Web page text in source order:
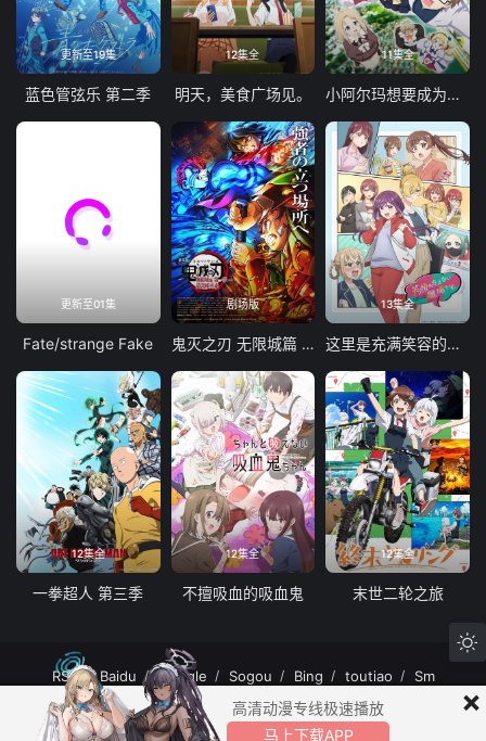
更新至19集
蓝色管弦乐 第二季
12集全
明天，美食广场见。
11集全
小阿尔玛想要成为家人
更新至01集
Fate/strange Fake
剧场版
鬼灭之刃 无限城篇 第一章 猗窝座再袭
13集全
这里是充满笑容的职场。
12集全
一拳超人 第三季
12集全
不擅吸血的吸血鬼
12集全
末世二轮之旅
RSS Baidu Google Sogou Bing toutiao Sm
MuteFun动漫网站-无声乐趣-(゜-゜)つロ 干杯~MuteFun动漫网站所有内容均来
自互联网分享站点所提供的公开引用资源，未提供资源上传、存储服务。
×
高清动漫专线极速播放
马上下载APP